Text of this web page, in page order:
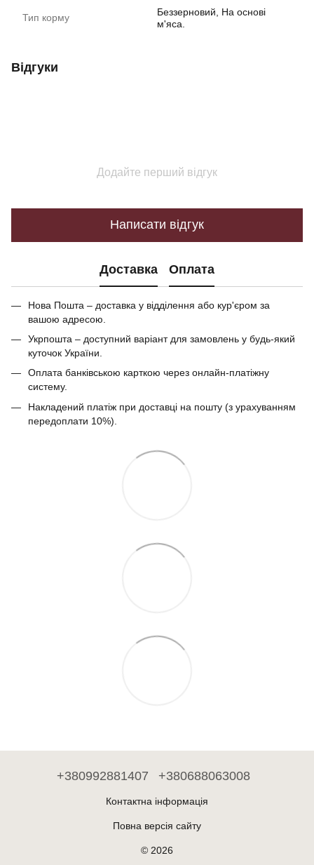
Тип корму
Беззерновий, На основі
м'яса.
Відгуки
Додайте перший відгук
Написати відгук
Доставка Оплата
Нова Пошта – доставка у відділення або кур'єром за
вашою адресою.
Укрпошта – доступний варіант для замовлень у будь-який
куточок України.
Оплата банківською карткою через онлайн-платіжну
систему.
Накладений платіж при доставці на пошту (з урахуванням
передоплати 10%).
+380992881407 +380688063008
Контактна інформація
Повна версія сайту
© 2026